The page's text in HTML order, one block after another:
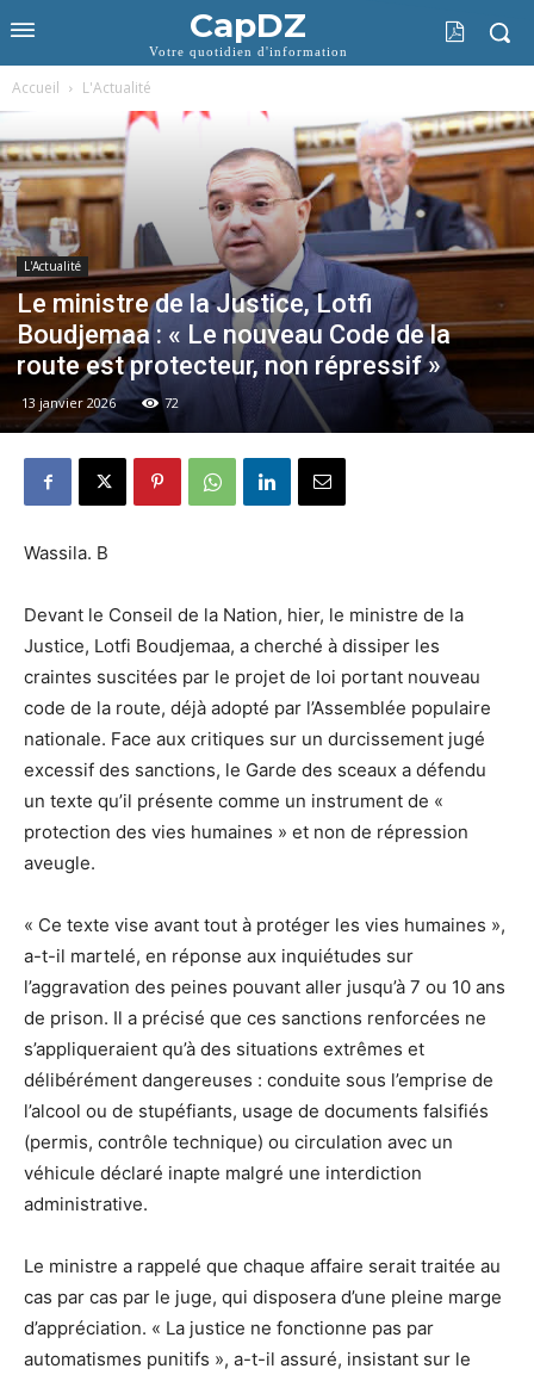
CapDZ
Votre quotidien d'information
Accueil L'Actualité
L'Actualité
Le ministre de la Justice, Lotfi
Boudjemaa : « Le nouveau Code de la
route est protecteur, non répressif »
13 janvier 2026 72
Wassila. B
Devant le Conseil de la Nation, hier, le ministre de la
Justice, Lotfi Boudjemaa, a cherché à dissiper les
craintes suscitées par le projet de loi portant nouveau
code de la route, déjà adopté par l’Assemblée populaire
nationale. Face aux critiques sur un durcissement jugé
excessif des sanctions, le Garde des sceaux a défendu
un texte qu’il présente comme un instrument de «
protection des vies humaines » et non de répression
aveugle.
« Ce texte vise avant tout à protéger les vies humaines »,
a-t-il martelé, en réponse aux inquiétudes sur
l’aggravation des peines pouvant aller jusqu’à 7 ou 10 ans
de prison. Il a précisé que ces sanctions renforcées ne
s’appliqueraient qu’à des situations extrêmes et
délibérément dangereuses : conduite sous l’emprise de
l’alcool ou de stupéfiants, usage de documents falsifiés
(permis, contrôle technique) ou circulation avec un
véhicule déclaré inapte malgré une interdiction
administrative.
Le ministre a rappelé que chaque affaire serait traitée au
cas par cas par le juge, qui disposera d’une pleine marge
d’appréciation. « La justice ne fonctionne pas par
automatismes punitifs », a-t-il assuré, insistant sur le